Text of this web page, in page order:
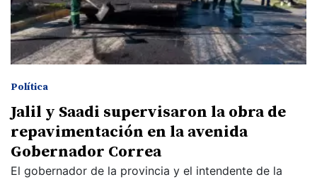
Política
Jalil y Saadi supervisaron la obra de
repavimentación en la avenida
Gobernador Correa
El gobernador de la provincia y el intendente de la